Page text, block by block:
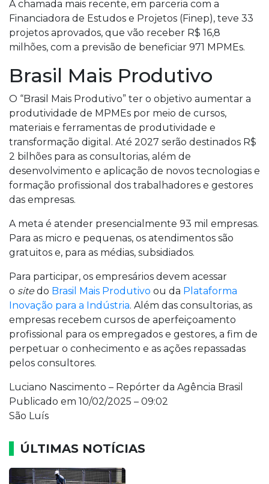
A chamada mais recente, em parceria com a
Financiadora de Estudos e Projetos (Finep), teve 33
projetos aprovados, que vão receber R$ 16,8
milhões, com a previsão de beneficiar 971 MPMEs.
Brasil Mais Produtivo
O “Brasil Mais Produtivo” ter o objetivo aumentar a
produtividade de MPMEs por meio de cursos,
materiais e ferramentas de produtividade e
transformação digital. Até 2027 serão destinados R$
2 bilhões para as consultorias, além de
desenvolvimento e aplicação de novos tecnologias e
formação profissional dos trabalhadores e gestores
das empresas.
A meta é atender presencialmente 93 mil empresas.
Para as micro e pequenas, os atendimentos são
gratuitos e, para as médias, subsidiados.
Para participar, os empresários devem acessar
o sitedo Brasil Mais Produtivo ou da Plataforma
Inovação para a Indústria. Além das consultorias, as
empresas recebem cursos de aperfeiçoamento
profissional para os empregados e gestores, a fim de
perpetuar o conhecimento e as ações repassadas
pelos consultores.
Luciano Nascimento – Repórter da Agência Brasil
Publicado em 10/02/2025 – 09:02
São Luís
ÚLTIMAS NOTÍCIAS